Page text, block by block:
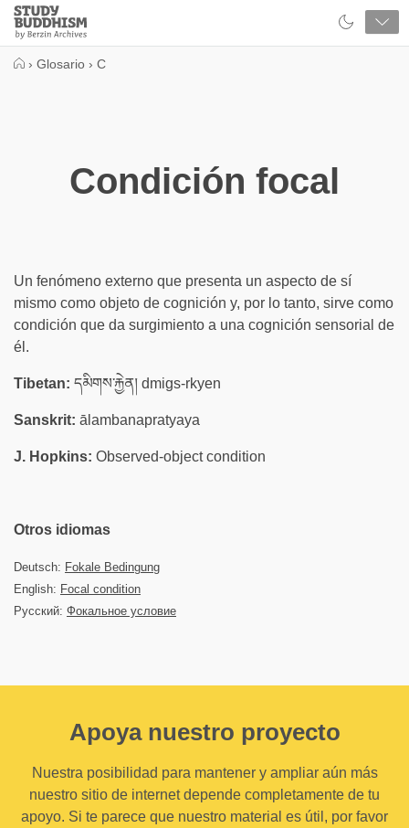
Close
Study
Buddhism
› Glosario › C
Condición focal
Un fenómeno externo que presenta un aspecto de sí
mismo como objeto de cognición y, por lo tanto, sirve como
condición que da surgimiento a una cognición sensorial de
él.
Tibetan: དམིགས་རྐྱེན། dmigs-rkyen
Sanskrit: ālambanapratyaya
J. Hopkins: Observed-object condition
Otros idiomas
Deutsch: Fokale Bedingung
English: Focal condition
Русский: Фокальное условие
Apoya nuestro proyecto
Nuestra posibilidad para mantener y ampliar aún más
nuestro sitio de internet depende completamente de tu
apoyo. Si te parece que nuestro material es útil, por favor